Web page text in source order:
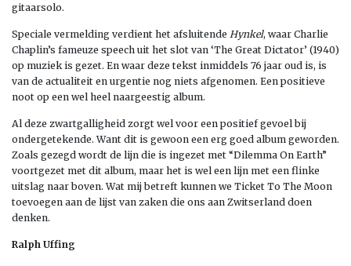
gitaarsolo.
Speciale vermelding verdient het afsluitende Hynkel, waar Charlie
Chaplin’s fameuze speech uit het slot van ‘The Great Dictator’ (1940)
op muziek is gezet. En waar deze tekst inmiddels 76 jaar oud is, is
van de actualiteit en urgentie nog niets afgenomen. Een positieve
noot op een wel heel naargeestig album.
Al deze zwartgalligheid zorgt wel voor een positief gevoel bij
ondergetekende. Want dit is gewoon een erg goed album geworden.
Zoals gezegd wordt de lijn die is ingezet met “Dilemma On Earth”
voortgezet met dit album, maar het is wel een lijn met een flinke
uitslag naar boven. Wat mij betreft kunnen we Ticket To The Moon
toevoegen aan de lijst van zaken die ons aan Zwitserland doen
denken.
Ralph Uffing